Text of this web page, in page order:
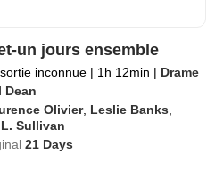
un jours ensemble
inconnue | 1h 12min | Drame
Dean
Olivier, Leslie Banks
Sullivan
21 Days